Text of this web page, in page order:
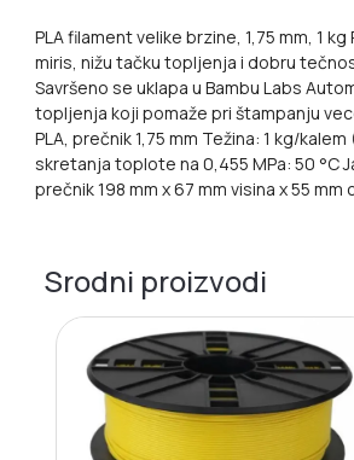
PLA filament velike brzine, 1,75 mm, 1
miris, nižu tačku topljenja i dobru
Savršeno se uklapa u Bambu Labs
topljenja koji pomaže pri štampanju
PLA, prečnik 1,75 mm Težina: 1 kg/
skretanja toplote na 0,455 MPa: 50 °C
prečnik 198 mm x 67 mm visina x 55
Srodni proizvodi